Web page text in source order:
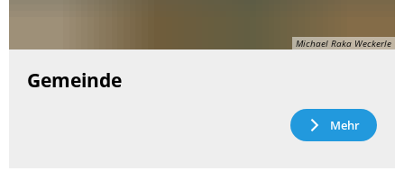
Michael Raka Weckerle
Gemeinde
Mehr